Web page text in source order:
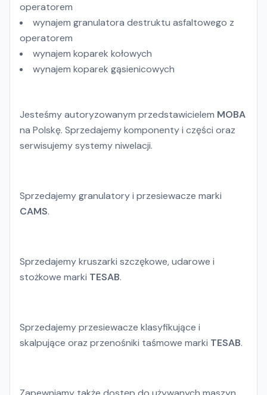
operatorem
wynajem granulatora destruktu asfaltowego z
operatorem
wynajem koparek kołowych
wynajem koparek gąsienicowych
Jesteśmy autoryzowanym przedstawicielem MOBA
na Polskę. Sprzedajemy komponenty i części oraz
serwisujemy systemy niwelacji.
Sprzedajemy granulatory i przesiewacze marki
CAMS.
Sprzedajemy kruszarki szczękowe, udarowe i
stożkowe marki TESAB.
Sprzedajemy przesiewacze klasyfikujące i
skalpujące oraz przenośniki taśmowe marki TESAB.